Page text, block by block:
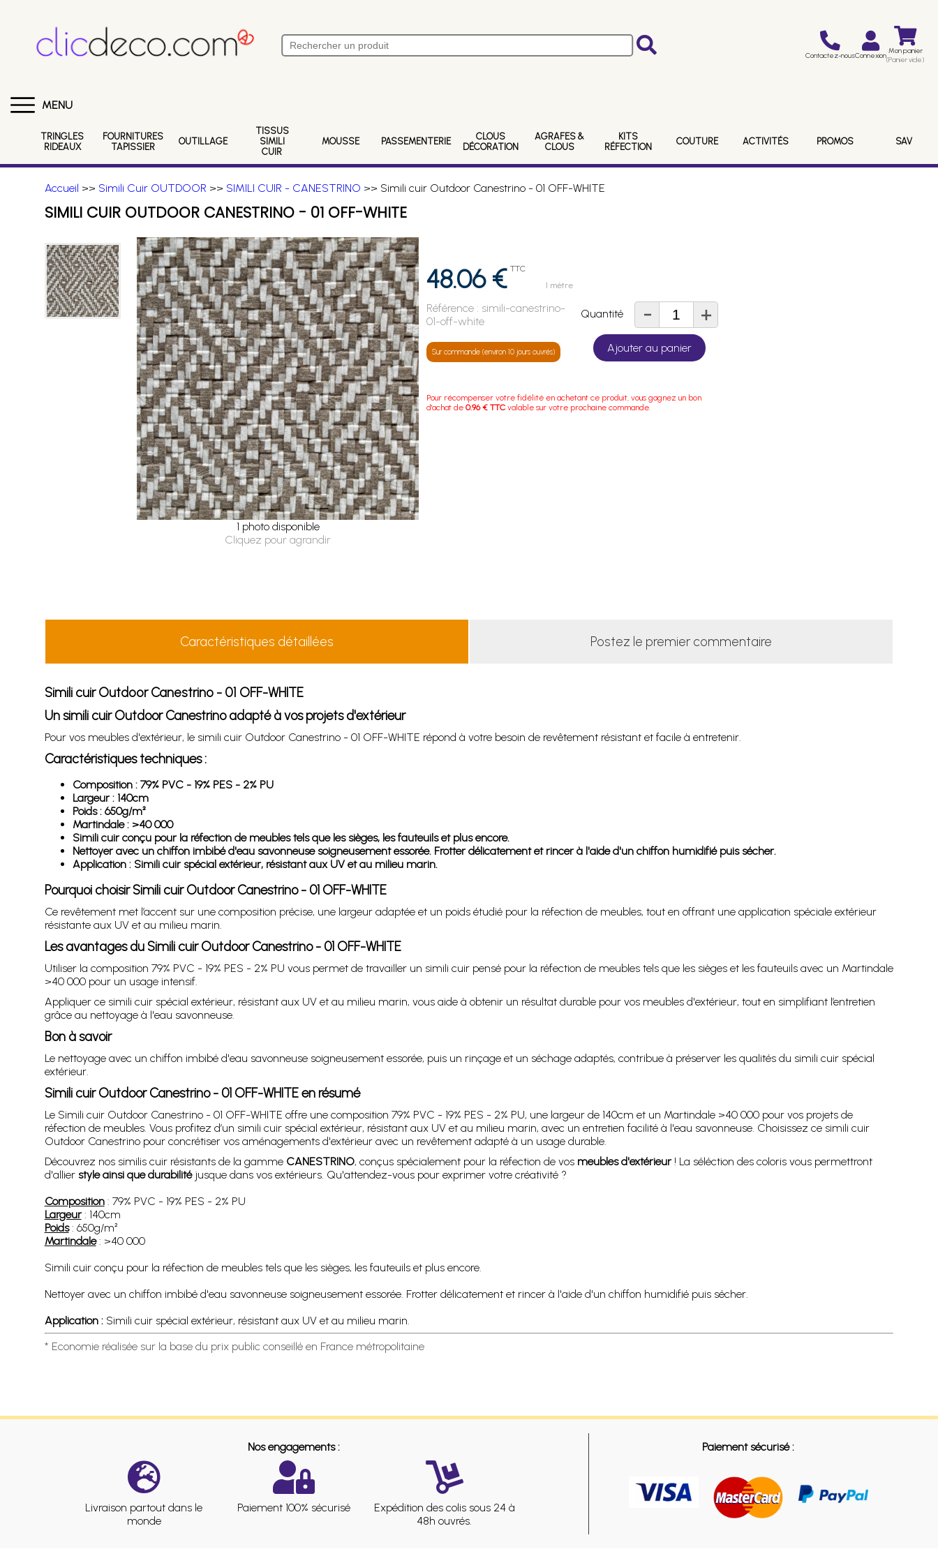
Contactez-nousConnexion Mon panier
(Panier vide)
MENU
TRINGLES
RIDEAUX
FOURNITURES
TAPISSIER
OUTILLAGE
TISSUS
SIMILI
CUIR
MOUSSE PASSEMENTERIE
CLOUS
DÉCORATION
AGRAFES &
CLOUS
KITS
RÉFECTION
COUTURE ACTIVITÉS PROMOS SAV
Accueil >> Simili Cuir OUTDOOR >> SIMILI CUIR - CANESTRINO >> Simili cuir Outdoor Canestrino - 01 OFF-WHITE
SIMILI CUIR OUTDOOR CANESTRINO - 01 OFF-WHITE
1 photo disponible
Cliquez pour agrandir
48.06 € TTC
1 mètre
Référence : simili-canestrino-
01-off-white
Sur commande (environ 10 jours ouvrés)
Quantité - +
Ajouter au panier
Pour récompenser votre fidélité en achetant ce produit, vous gagnez un bon
d'achat de0.96 € TTC valable sur votre prochaine commande.
Caractéristiques détaillées Postez le premier commentaire
Simili cuir Outdoor Canestrino - 01 OFF-WHITE
Un simili cuir Outdoor Canestrino adapté à vos projets d'extérieur
Pour vos meubles d'extérieur, le simili cuir Outdoor Canestrino - 01 OFF-WHITE répond à votre besoin de revêtement résistant et facile à entretenir.
Caractéristiques techniques :
Composition : 79% PVC - 19% PES - 2% PU
Largeur : 140cm
Poids : 650g/m²
Martindale : >40 000
Simili cuir conçu pour la réfection de meubles tels que les sièges, les fauteuils et plus encore.
Nettoyer avec un chiffon imbibé d'eau savonneuse soigneusement essorée. Frotter délicatement et rincer à l'aide d'un chiffon humidifié puis sécher.
Application : Simili cuir spécial extérieur, résistant aux UV et au milieu marin.
Pourquoi choisir Simili cuir Outdoor Canestrino - 01 OFF-WHITE
Ce revêtement met l’accent sur une composition précise, une largeur adaptée et un poids étudié pour la réfection de meubles, tout en offrant une application spéciale extérieur
résistante aux UV et au milieu marin.
Les avantages du Simili cuir Outdoor Canestrino - 01 OFF-WHITE
Utiliser la composition 79% PVC - 19% PES - 2% PU vous permet de travailler un simili cuir pensé pour la réfection de meubles tels que les sièges et les fauteuils avec un Martindale
>40 000 pour un usage intensif.
Appliquer ce simili cuir spécial extérieur, résistant aux UV et au milieu marin, vous aide à obtenir un résultat durable pour vos meubles d'extérieur, tout en simplifiant l’entretien
grâce au nettoyage à l'eau savonneuse.
Bon à savoir
Le nettoyage avec un chiffon imbibé d'eau savonneuse soigneusement essorée, puis un rinçage et un séchage adaptés, contribue à préserver les qualités du simili cuir spécial
extérieur.
Simili cuir Outdoor Canestrino - 01 OFF-WHITE en résumé
Le Simili cuir Outdoor Canestrino - 01 OFF-WHITE offre une composition 79% PVC - 19% PES - 2% PU, une largeur de 140cm et un Martindale >40 000 pour vos projets de
réfection de meubles. Vous profitez d’un simili cuir spécial extérieur, résistant aux UV et au milieu marin, avec un entretien facilité à l'eau savonneuse. Choisissez ce simili cuir
Outdoor Canestrino pour concrétiser vos aménagements d'extérieur avec un revêtement adapté à un usage durable.
Découvrez nos similis cuir résistants de la gamme CANESTRINO, conçus spécialement pour la réfection de vos meubles d'extérieur ! La séléction des coloris vous permettront
d'allier style ainsi que durabilitéjusque dans vos extérieurs. Qu'attendez-vous pour exprimer votre créativité ?
Composition: 79% PVC - 19% PES - 2% PU
Largeur: 140cm
Poids: 650g/m²
Martindale: >40 000
Simili cuir conçu pour la réfection de meubles tels que les sièges, les fauteuils et plus encore.
Nettoyer avec un chiffon imbibé d'eau savonneuse soigneusement essorée. Frotter délicatement et rincer à l'aide d'un chiffon humidifié puis sécher.
Application :Simili cuir spécial extérieur, résistant aux UV et au milieu marin.
* Economie réalisée sur la base du prix public conseillé en France métropolitaine
Nos engagements :
Livraison partout dans le
monde
Paiement 100% sécurisé
Expédition des colis sous 24 à
48h ouvrés.
Paiement sécurisé :